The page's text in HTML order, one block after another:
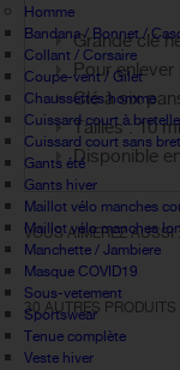
Homme
Bandana / Bonnet /
Collant / Corsaire
Coupe-vent / Gilet
Chaussettes homme
Cuissard court à
Cuissard court sans
Gants été
Gants hiver
Maillot vélo manches
Maillot vélo manches
Manchette / Jambiere
Masque COVID19
Sous-vetement
Sportswear
Tenue complète
Veste hiver
Grande clé
Pour
Clé à six
Tailles : 10
Disponible
VOUS AIMEREZ AUSSI :
30 AUTRES